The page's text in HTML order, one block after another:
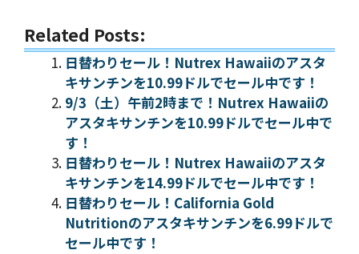
Related Posts:
日替わりセール！Nutrex Hawaiiのアスタ
キサンチンを10.99ドルでセール中です！
9/3（土）午前2時まで！Nutrex Hawaiiの
アスタキサンチンを10.99ドルでセール中で
す！
日替わりセール！Nutrex Hawaiiのアスタ
キサンチンを14.99ドルでセール中です！
日替わりセール！California Gold
Nutritionのアスタキサンチンを6.99ドルで
セール中です！